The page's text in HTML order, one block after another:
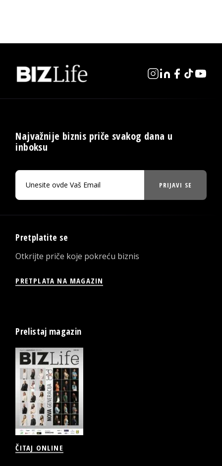
Najvažnije biznis priče svakog dana u
inboksu
PRIJAVI SE
Pretplatite se
Otkrijte priče koje pokreću biznis
PRETPLATA NA MAGAZIN
Prelistaj magazin
ČITAJ ONLINE